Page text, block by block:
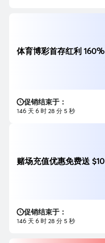
体育博彩首存红利 160%
促销结束于：
146 天 6 时 28 分 3 秒
赌场充值优惠免费送 $10
促销结束于：
146 天 6 时 28 分 3 秒